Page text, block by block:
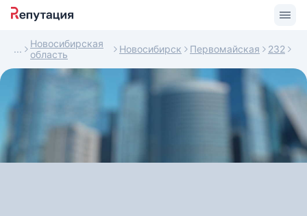
Новосибирская
область
Новосибирск Первомайская 232